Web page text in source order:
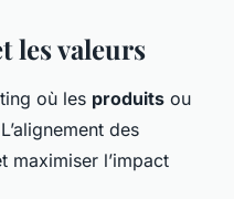
les valeurs
où les produits ou
des
maximiser l’impact